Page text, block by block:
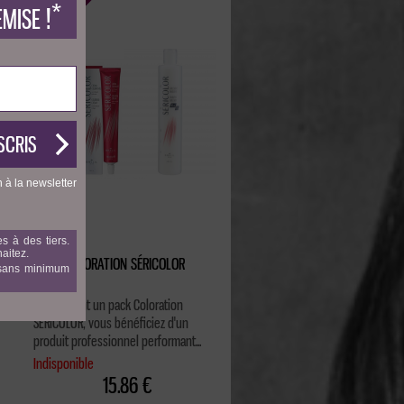
!*
à la newsletter
à des tiers.
minimum
PACK COLORATION SÉRICOLOR
En achetant un pack Coloration
SERICOLOR, vous bénéficiez d'un
produit professionnel performant...
Indisponible
15.86 €